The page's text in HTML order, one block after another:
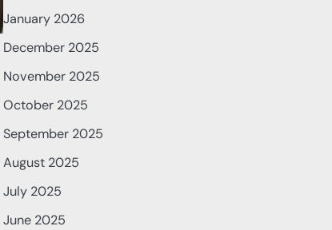
January 2026
December 2025
November 2025
October 2025
September 2025
August 2025
July 2025
June 2025